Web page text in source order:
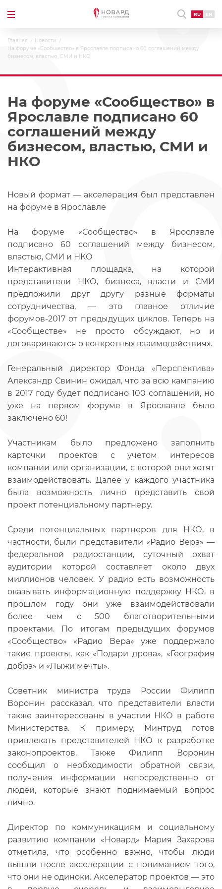
RU EN
Главная
Новости
На форуме «Сообщество» в Ярославле подписано 60 соглашений между
бизнесом, властью, СМИ и НКО
На форуме «Сообщество» в
Ярославле подписано 60
соглашений между
бизнесом, властью, СМИ и
НКО
Новый формат — акселерация был представлен
на форуме в Ярославле
На форуме «Сообщество» в Ярославле
подписано 60 соглашений между бизнесом,
властью, СМИ и НКО
Интерактивная площадка, на которой
представители НКО, бизнеса, власти и СМИ
предложили друг другу разные форматы
сотрудничества, — это главное отличие
форумов-2017 от предыдущих циклов. Теперь на
«Сообществе» не просто обсуждают, но и
договариваются о конкретных взаимодействиях.
Генеральный директор Фонда «Перспектива»
Александр Свинин ожидал, что за всю кампанию
в 2017 году будет подписано 100 соглашений, но
уже на первом форуме в Ярославле было
заключено 60!
Участникам было предложено заполнить
карточки проектов с учетом интересов
компании или организации, с которой они хотят
взаимодействовать. Далее у каждого участника
была возможность лично представить свой
проект потенциальному партнеру.
Среди потенциальных партнеров для НКО, в
частности, были представители «Радио Вера» —
федеральной радиостанции, суточный охват
аудитории которой составляет около двух
миллионов человек. У радио есть возможность
оказывать информационную поддержку НКО, в
прошлом году они уже взаимодействовали
более чем с 500 благотворительными
проектами. По итогам предыдущих форумов
«Сообщество» «Радио Вера» уже поддержало
такие проекты, как «Подари дрова», «География
добра» и «Лыжи мечты».
Советник министра труда России Филипп
Воронин рассказал, что представители власти
также заинтересованы в участии НКО в работе
Министерства. К примеру, Минтруд готов
привлекать представителей НКО к разработке
законопроектов. Также Филипп Воронин
сообщил о необходимости обратной связи,
получения информации непосредственно от
людей, которые знают поднимаемый вопрос
лично.
Директор по коммуникациям и социальному
развитию компании «Новард» Мария Захарова
отметила, что особенно важно, чтобы люди
вышли после акселерации с пониманием того,
что они не одиноки. Акселератор проектов — это